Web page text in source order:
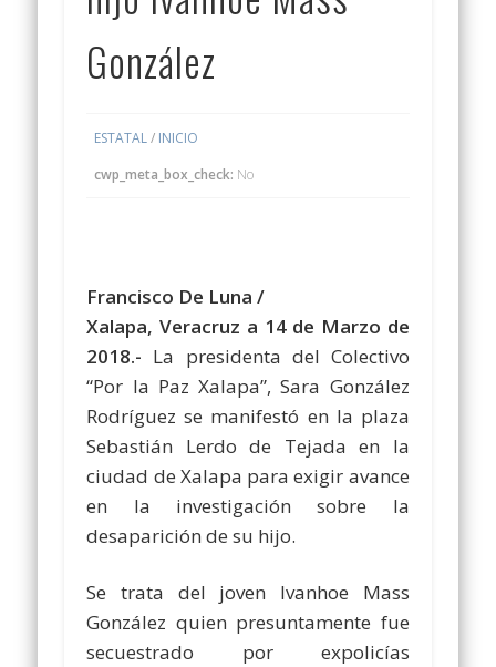
González
ESTATAL/ INICIO
cwp_meta_box_check: No
Francisco De Luna /
Xalapa, Veracruz a 14 de Marzo de
2018.- La presidenta del Colectivo
“Por la Paz Xalapa”, Sara González
Rodríguez se manifestó en la plaza
Sebastián Lerdo de Tejada en la
ciudad de Xalapa para exigir avance
en la investigación sobre la
desaparición de su hijo.
Se trata del joven Ivanhoe Mass
González quien presuntamente fue
secuestrado por expolicías